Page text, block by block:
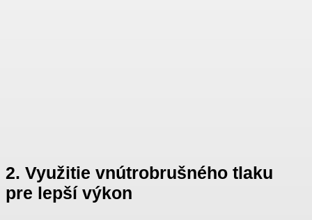
2. Využitie vnútrobrušného tlaku
pre lepší výkon